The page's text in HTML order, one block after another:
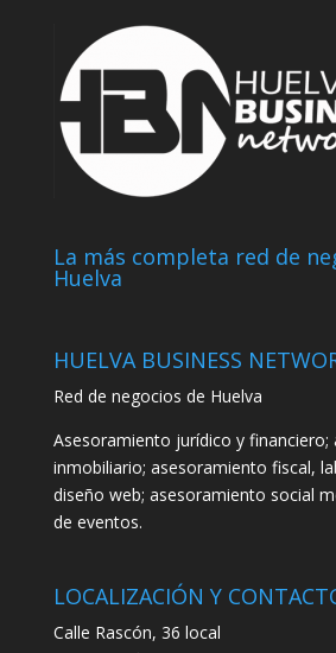
La más completa red de
Huelva
HUELVA BUSINESS
Red de negocios de Huelva
Asesoramiento jurídico y financiero;
inmobiliario; asesoramiento fiscal,
diseño web; asesoramiento social
de eventos.
LOCALIZACIÓN Y
Calle Rascón, 36 local